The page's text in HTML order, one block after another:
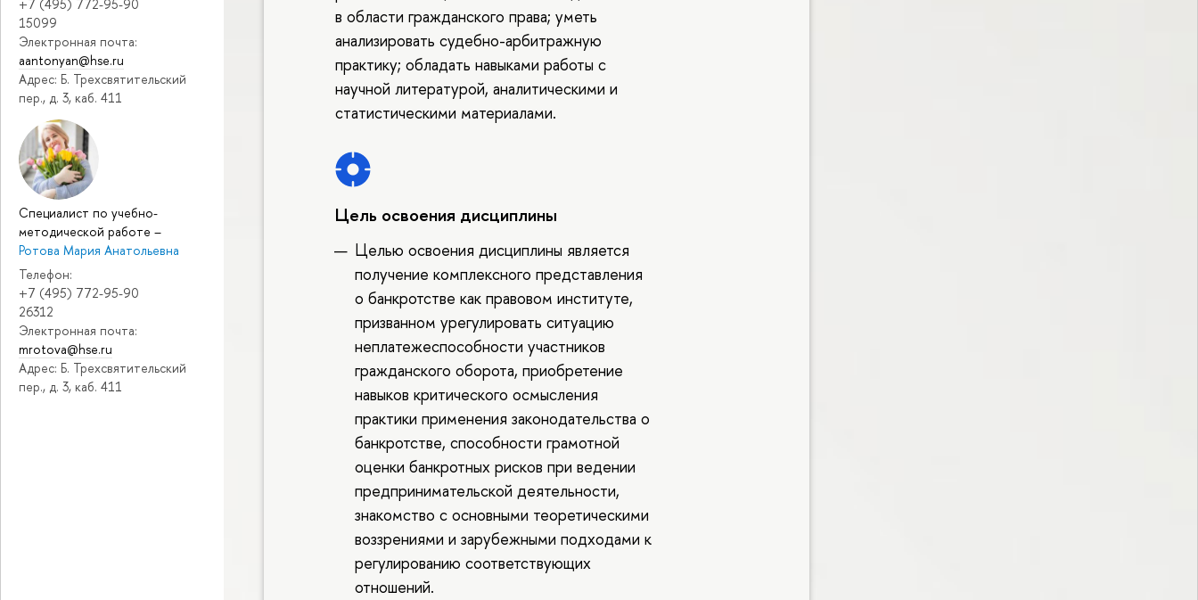
+7 (495) 772-95-90
15099
Электронная почта:
aantonyan@hse.ru
Адрес: Б. Трехсвятительский
пер., д. 3, каб. 411
Специалист по учебно-
методической работе –
Ротова Мария Анатольевна
Телефон:
+7 (495) 772-95-90
26312
Электронная почта:
mrotova@hse.ru
Адрес: Б. Трехсвятительский
пер., д. 3, каб. 411
в области гражданского права; уметь
анализировать судебно-арбитражную
практику; обладать навыками работы с
научной литературой, аналитическими и
статистическими материалами.
Цель освоения дисциплины
Целью освоения дисциплины является
получение комплексного представления
о банкротстве как правовом институте,
призванном урегулировать ситуацию
неплатежеспособности участников
гражданского оборота, приобретение
навыков критического осмысления
практики применения законодательства о
банкротстве, способности грамотной
оценки банкротных рисков при ведении
предпринимательской деятельности,
знакомство с основными теоретическими
воззрениями и зарубежными подходами к
регулированию соответствующих
отношений.